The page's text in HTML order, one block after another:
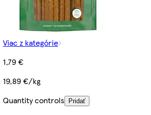
Viac z kategórie
1,79 €
19,89 €/kg
Quantity controls
Pridať